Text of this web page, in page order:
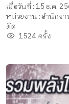
เมื่อวันที่ : 15 ธ.ค.
หน่วยงาน : สำนักง
ติด
1524 ครั้ง